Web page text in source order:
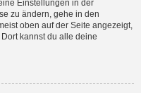
Einstellungen in der
zu ändern, gehe in den
oben auf der Seite angezeigt,
kannst du alle deine